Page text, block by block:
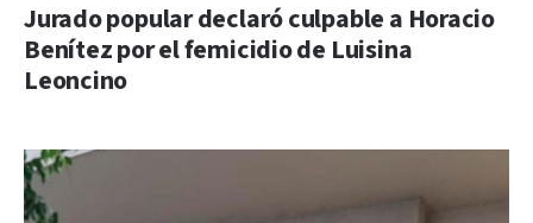
Jurado popular declaró culpable a Horacio
Benítez por el femicidio de Luisina
Leoncino